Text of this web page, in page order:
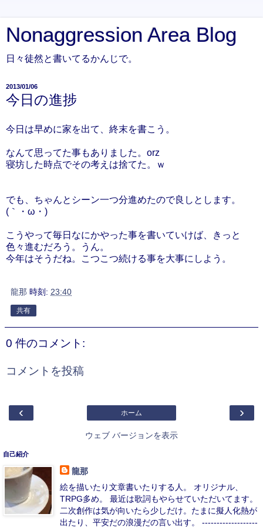
Nonaggression Area Blog
日々徒然と書いてるかんじで。
2013/01/06
今日の進捗
今日は早めに家を出て、終末を書こう。
なんて思ってた事もありました。orz
寝坊した時点でその考えは捨てた。ｗ
でも、ちゃんとシーン一つ分進めたので良しとします。
(｀・ω・)
こうやって毎日なにかやった事を書いていけば、きっと
色々進むだろう。うん。
今年はそうだね。こつこつ続ける事を大事にしよう。
龍那 時刻: 23:40
共有
0 件のコメント:
コメントを投稿
‹ ›
ホーム
ウェブ バージョンを表示
自己紹介
龍那
絵を描いたり文章書いたりする人。 オリジナル、
TRPG多め。 最近は歌詞もやらせていただいてます。
二次創作は気が向いたら少しだけ。たまに擬人化熱が
出たり、平安だの浪漫だの言い出す。 -------------------